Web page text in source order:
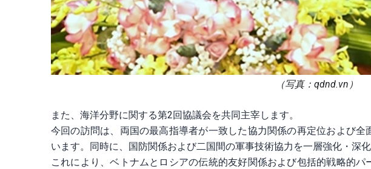
（写真：qdnd.vn）
また、海洋分野に関する第2回協議会を共同主宰します。
今回の訪問は、両国の最高指導者が一致した協力関係の再定位および
います。同時に、国防関係および二国間の軍事技術協力を一層強化・深
これにより、ベトナムとロシアの伝統的友好関係および包括的戦略的